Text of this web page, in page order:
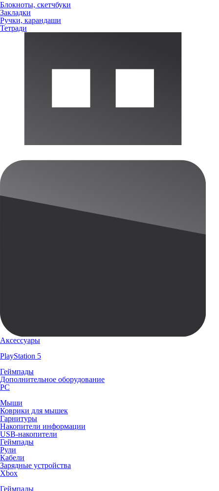
Блокноты, скетчбуки
Закладки
Ручки, карандаши
Тетради
Аксессуары
PlayStation 5
Геймпады
Дополнительное оборудование
PC
Мыши
Коврики для мышек
Гарнитуры
Накопители информации
USB-накопители
Геймпады
Рули
Кабели
Зарядные устройства
Xbox
Геймпады